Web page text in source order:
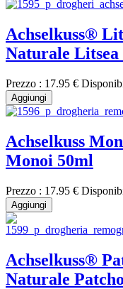
Achselkuss®
Naturale Litsea
Prezzo : 17.95 €
Aggiungi
Achselkuss
Monoi 50ml
Prezzo : 17.95 €
Aggiungi
Achselkuss®
Naturale